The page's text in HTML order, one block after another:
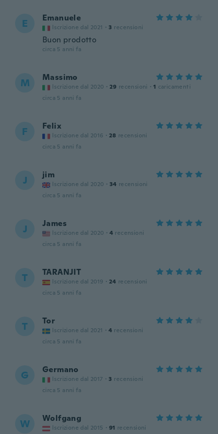
E Emanuele
Iscrizione dal 2021 · 3 recensioni
Buon prodotto
circa 5 anni fa
M Massimo
Iscrizione dal 2020 · 29 recensioni · 1 caricamenti
circa 5 anni fa
F Felix
Iscrizione dal 2016 · 28 recensioni
circa 5 anni fa
J jim
Iscrizione dal 2020 · 34 recensioni
circa 5 anni fa
J James
Iscrizione dal 2020 · 4 recensioni
circa 5 anni fa
T TARANJIT
Iscrizione dal 2019 · 24 recensioni
circa 5 anni fa
T Tor
Iscrizione dal 2021 · 4 recensioni
circa 5 anni fa
G Germano
Iscrizione dal 2017 · 3 recensioni
circa 5 anni fa
W Wolfgang
Iscrizione dal 2015 · 91 recensioni